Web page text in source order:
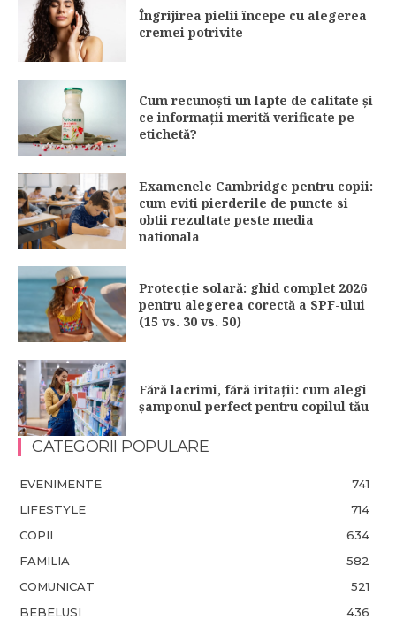
Îngrijirea pielii începe cu alegerea
cremei potrivite
Cum recunoști un lapte de calitate și
ce informații merită verificate pe
etichetă?
Examenele Cambridge pentru copii:
cum eviti pierderile de puncte si
obtii rezultate peste media
nationala
Protecție solară: ghid complet 2026
pentru alegerea corectă a SPF-ului
(15 vs. 30 vs. 50)
Fără lacrimi, fără iritații: cum alegi
șamponul perfect pentru copilul tău
CATEGORII POPULARE
EVENIMENTE
741
LIFESTYLE
714
COPII
634
FAMILIA
582
COMUNICAT
521
BEBELUSI
436